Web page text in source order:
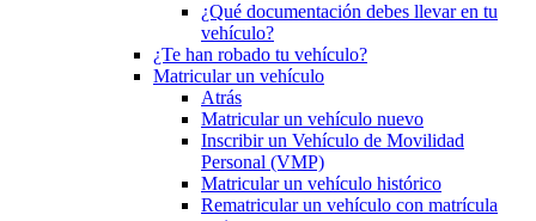
¿Qué documentación debes llevar en tu
vehículo?
¿Te han robado tu vehículo?
Matricular un vehículo
Atrás
Matricular un vehículo nuevo
Inscribir un Vehículo de Movilidad
Personal (VMP)
Matricular un vehículo histórico
Rematricular un vehículo con matrícula